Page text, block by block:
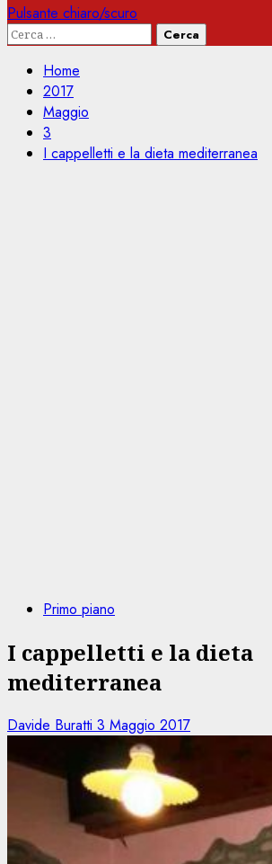
Pulsante chiaro/scuro
Ricerca
Home
2017
Maggio
3
I cappelletti e la dieta mediterranea
Primo piano
I cappelletti e la dieta
mediterranea
Davide Buratti 3 Maggio 2017